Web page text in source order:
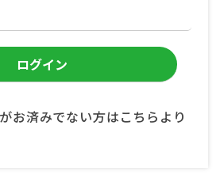
お済みでない方はこちらより